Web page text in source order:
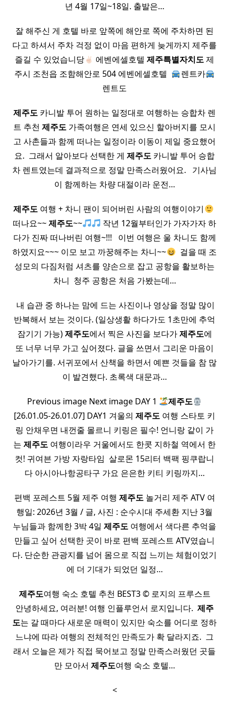
년 4월 17일~18일. 출발은…
잘 해주신 게 호텔 바로 앞쪽에 해안로 쪽에 주차하면 된
다고 하셔서 주차 걱정 없이 마음 편하게 늦게까지 제주를
즐길 수 있었습니당
에벤에셀호텔제주특별자치도제
주시 조천읍 조함해안로 504 에벤에셀호텔 ​
렌트카
렌트도
제주도 카니발 투어 원하는 일정대로 여행하는 승합차 렌
트 추천 제주도 가족여행은 연세 있으신 할아버지를 모시
고 사촌들과 함께 떠나는 일정이라 이동이 제일 중요했어
요. ​ 그래서 알아보다 선택한 게 제주도 카니발 투어 승합
차 렌트였는데 결과적으로 정말 만족스러웠어요. ​ ​ 기사님
이 함께하는 차량 대절이라 운전…
제주도 여행 + 차니 팬이 되어버린 사람의 여행이야기
떠나요~~제주도~~
작년 12월부터인가 가자가자 하
다가 진짜 떠나버린 여행~!!! ​ ​ 이번 여행은 울 차니도 함께
하였지요~~~ 이모 보고 까꿍해주는 차니~~
​ 걸을 때 조
성모의 다짐처럼 셔츠를 양손으로 잡고 공항을 활보하는
차니 ​ 청주 공항은 처음 가봤는데…
​ 내 습관 중 하나는 맘에 드는 사진이나 영상을 정말 많이
반복해서 보는 것이다. (일상생활 하다가도 1초만에 추억
잠기기 가능)제주도에서 찍은 사진을 보다가제주도에
또 너무 너무 가고 싶어졌다. 글을 쓰면서 그리운 마음이
날아가기를. 서귀포에서 산책을 하면서 예쁜 것들을 참 많
이 발견했다. 초록색 대문과…
Previous image Next image DAY 1
제주도
[26.01.05-26.01.07] DAY1 겨울의 제주도 여행 스타토 키
링 안채우면 내껀줄 몰르니 키링은 필수! 언니랑 같이 가
는 제주도 여행이라우 거울에서도 한콧 지하철 역에서 한
컷! 귀여븐 가방 자랑타임 ​ 살로몬 15리터 백팩 핑쿠랍니
다 아시아나항공타구 가요 은은한 키티 키링까지…
편백 포레스트 5월 제주 여행 제주도놀거리 제주 ATV 여
행일: 2026년 3월 / 글, 사진 : 순수시대 주세환 지난 3월
누님들과 함께한 3박 4일 제주도 여행에서 색다른 추억을
만들고 싶어 선택한 곳이 바로 편백 포레스트 ATV였습니
다. 단순한 관광지를 넘어 몸으로 직접 느끼는 체험이었기
에 더 기대가 되었던 일정…
제주도여행 숙소 호텔 추천 BEST3 © 로지의 프루스트 ​
안녕하세요, 여러분! 여행 인플루언서 로지입니다. ​ 제주
도는 갈 때마다 새로운 매력이 있지만 숙소를 어디로 정하
느냐에 따라 여행의 전체적인 만족도가 확 달라지죠. ​ 그
래서 오늘은 제가 직접 묵어보고 정말 만족스러웠던 곳들
만 모아서 제주도여행 숙소 호텔…
<